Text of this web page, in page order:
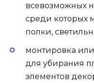
всевозможных
среди которых
полки,
монтировка
для убирания
элементов